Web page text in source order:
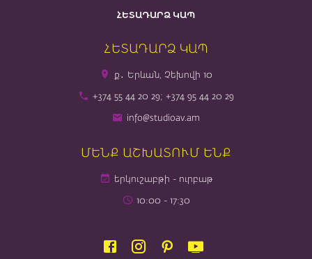
ՀԵՏԱԴԱՐՁ ԿԱՊ
ՀԵՏԱԴԱՐՁ ԿԱՊ
ք․ Երևան, Չեխովի 10
+374 55 44 20 29; +374 95 44 20 29
info@studioav.am
ՄԵՆՔ ԱՇԽԱՏՈՒՄ ԵՆՔ
երկուշաբթի - ուրբաթ
10։00 - 17։30